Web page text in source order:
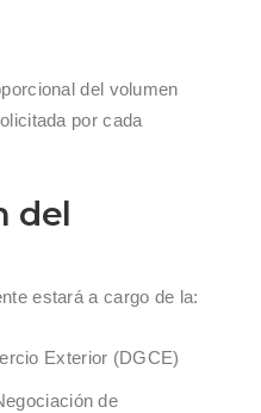
del volumen
por cada
del
estará a cargo de la:
Exterior (DGCE)
de